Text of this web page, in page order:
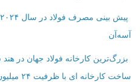
آسه‌آن
بزرگ‌ترین کارخانه فولاد جهان در
ساخت کارخانه ای با ظرفیت ۲۴ میلیون تن فولاد خبر داد